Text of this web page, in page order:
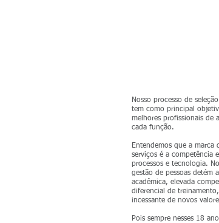
Nosso processo de
tem como principal
melhores profissionais de
cada função.
Entendemos que a marca
serviços é a competência
processos e tecnologia.
gestão de pessoas detém
acadêmica, elevada
diferencial de
incessante de novos
Pois sempre nesses 18